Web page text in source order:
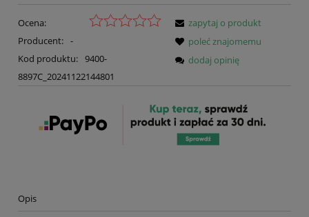
Ocena:
Producent: -
Kod produktu: 9400-
8897C_20241122144801
zapytaj o produkt
poleć znajomemu
dodaj opinię
Opis